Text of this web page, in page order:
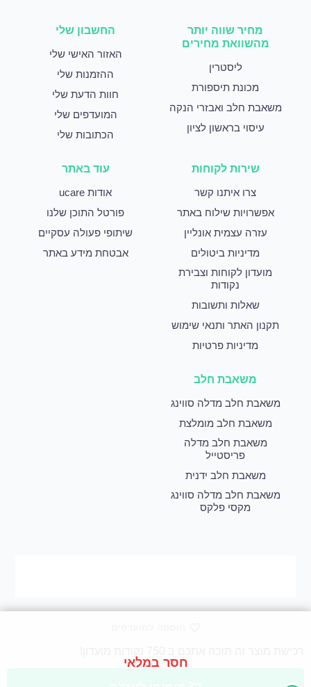
חסר במלאי
מחיר שווה יותר
מהשוואת מחירים
ליסטרין
מכונת תיספורת
משאבת חלב ואבזרי הנקה
עיסוי בראשון לציון
החשבון שלי
האזור האישי שלי
ההזמנות שלי
חוות הדעת שלי
המועדפים שלי
הכתובות שלי
שירות לקוחות
צרו איתנו קשר
אפשרויות שילוח באתר
עזרה עצמית אונליין
מדיניות ביטולים
מועדון לקוחות וצבירת
נקודות
שאלות ותשובות
תקנון האתר ותנאי שימוש
מדיניות פרטיות
עוד באתר
אודות ucare
פורטל התוכן שלנו
שיתופי פעולה עסקיים
אבטחת מידע באתר
משאבת חלב
משאבת חלב מדלה סווינג
משאבת חלב מומלצת
משאבת חלב מדלה
פריסטייל
משאבת חלב ידנית
משאבת חלב מדלה סווינג
מקסי פלקס